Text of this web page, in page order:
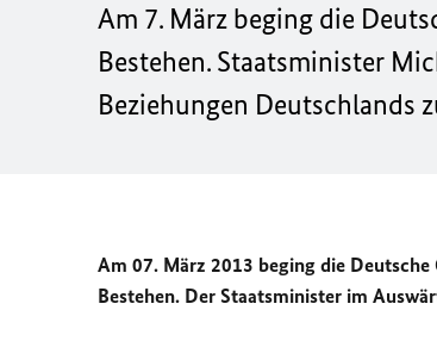
Am 7. März beging die
Bestehen. Staatsminister
Beziehungen Deutschlands
Am 07. März 2013 beging die
Bestehen. Der Staatsminister im